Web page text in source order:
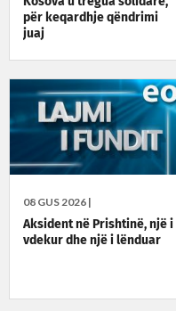
për keqardhje qëndrimi
juaj
08 GUS 2026 |
Aksident në Prishtinë, një i
vdekur dhe një i lënduar